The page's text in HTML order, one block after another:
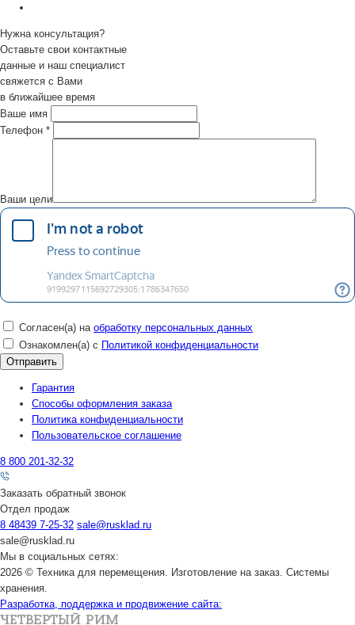
Нужна консультация?
Оставьте свои контактные
данные и наш специалист
свяжется с Вами
в ближайшее время
Ваше имя
Телефон *
Ваши цели
Согласен(а) на обработку персональных данных
Ознакомлен(а) с Политикой конфиденциальности
Гарантия
Способы оформления заказа
Политика конфиденциальности
Пользовательское соглашение
8 800 201-32-32
Заказать обратный звонок
Отдел продаж
8 48439 7-25-32 sale@rusklad.ru
sale@rusklad.ru
Мы в социальных сетях:
2026 © Техника для перемещения. Изготовление на заказ. Системы
хранения.
Разработка, поддержка и продвижение сайта: